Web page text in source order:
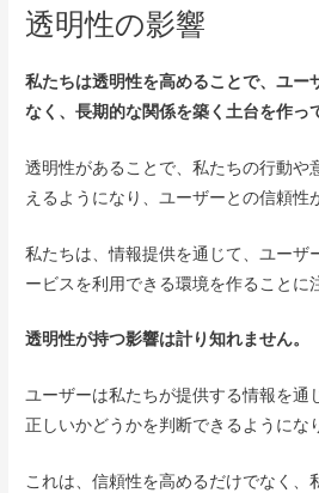
透明性の影響
私たちは透明性を高めることで、ユー
なく、長期的な関係を築く土台を作っ
透明性があることで、私たちの行動や
えるようになり、ユーザーとの信頼性
私たちは、情報提供を通じて、ユーザ
ービスを利用できる環境を作ることに
透明性が持つ影響は計り知れません。
ユーザーは私たちが提供する情報を通
正しいかどうかを判断できるようにな
これは、信頼性を高めるだけでなく、